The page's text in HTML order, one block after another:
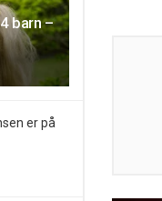
barn –
er på